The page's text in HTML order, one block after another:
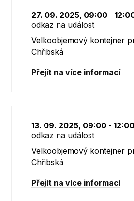
27. 09. 2025, 09:00 -
odkaz na událost
Velkoobjemový kontejner
Chřibská
Přejít na více informací
13. 09. 2025, 09:00 - 12:00
odkaz na událost
Velkoobjemový kontejner
Chřibská
Přejít na více informací